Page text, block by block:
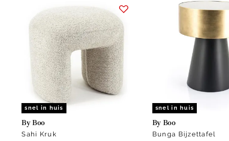
snel in huis
By Boo
Sahi Kruk
snel in huis
By Boo
Bunga Bijzettafel